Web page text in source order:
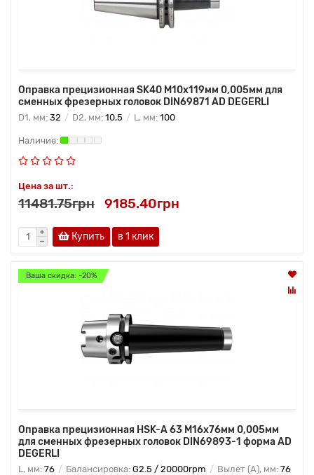
Оправка прецизионная SK40 M10x119мм 0,005мм для
сменных фрезерных головок DIN69871 AD DEGERLI
D1, мм: 32 D2, мм: 10,5 L, мм: 100
Цена за шт.:
11481.75грн 9185.40грн
Купить в 1 клик
Ваша скидка: -20%
Оправка прецизионная HSK-A 63 M16x76мм 0,005мм
для сменных фрезерных головок DIN69893-1 форма AD
DEGERLI
L, мм: 76 Балансировка: G2.5 / 20000rpm Вылет (A), мм: 76